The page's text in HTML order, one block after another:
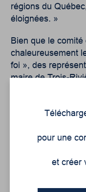
régions du
éloignées. »
Bien que le
chaleureusement
foi », des
maire de Trois-
Massé de
par leur absence.
« C’est sûr qu’on
québécois
déplore l’agente
pour une
et créer